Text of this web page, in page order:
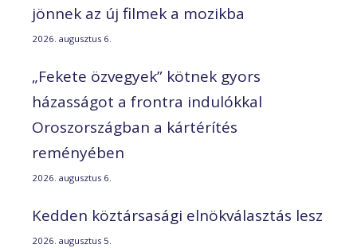
jönnek az új filmek a mozikba
2026. augusztus 6.
„Fekete özvegyek” kötnek gyors
házasságot a frontra indulókkal
Oroszországban a kártérítés
reményében
2026. augusztus 6.
Kedden köztársasági elnökválasztás lesz
2026. augusztus 5.